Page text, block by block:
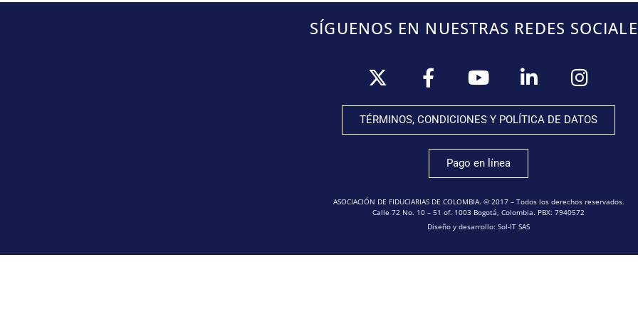
SÍGUENOS EN NUESTRAS REDES
TÉRMINOS, CONDICIONES Y POLÍTICA DE DATOS
Pago en línea
ASOCIACIÓN DE FIDUCIARIAS DE COLOMBIA. © 2017 – Todos los derechos reservados.
Calle 72 No. 10 – 51 of. 1003 Bogotá, Colombia. PBX: 7940572
Diseño y desarrollo: Sol-IT SAS